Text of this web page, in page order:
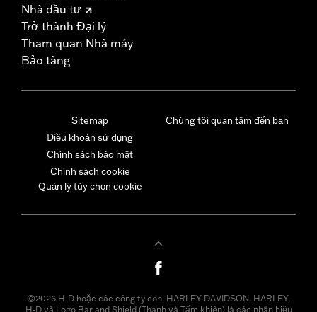
Nhà đầu tư
Trở thành Đại lý
Tham quan Nhà máy
Bảo tàng
Sitemap
Điều khoản sử dụng
Chính sách bảo mật
Chính sách cookie
Quản lý tùy chọn cookie
Chúng tôi quan tâm đến bạn
©2026 H-D hoặc các công ty con. HARLEY-DAVIDSON, HARLEY,
H-D và Logo Bar and Shield (Thanh và Tấm khiên) là các nhãn hiệu